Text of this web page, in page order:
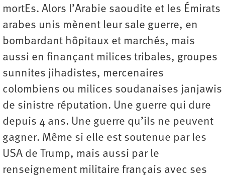
mortEs. Alors l’Arabie saoudite et les Émirats
arabes unis mènent leur sale guerre, en
bombardant hôpitaux et marchés, mais
aussi en finançant milices tribales, groupes
sunnites jihadistes, mercenaires
colombiens ou milices soudanaises janjawis
de sinistre réputation. Une guerre qui dure
depuis 4 ans. Une guerre qu’ils ne peuvent
gagner. Même si elle est soutenue par les
USA de Trump, mais aussi par le
renseignement militaire français avec ses